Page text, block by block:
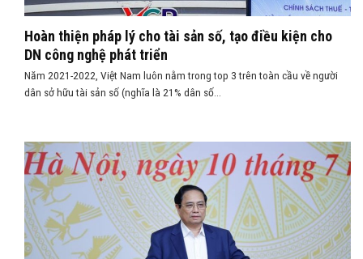
Hoàn thiện pháp lý cho tài sản số, tạo điều kiện cho
DN công nghệ phát triển
Năm 2021-2022, Việt Nam luôn nằm trong top 3 trên toàn cầu về người
dân sở hữu tài sản số (nghĩa là 21% dân số...